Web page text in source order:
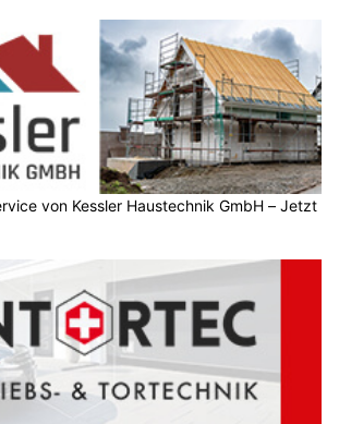
von Kessler Haustechnik GmbH – Jetzt